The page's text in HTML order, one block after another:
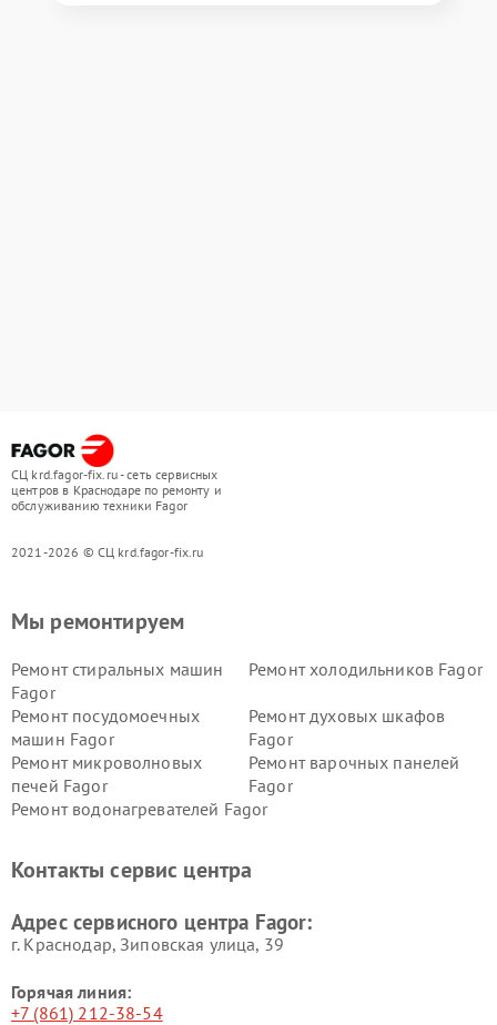
СЦ krd.fagor-fix.ru - сеть сервисных
центров в Краснодаре по ремонту и
обслуживанию техники Fagor
2021-2026 © СЦ krd.fagor-fix.ru
Мы ремонтируем
Ремонт стиральных машин
Fagor
Ремонт холодильников Fagor
Ремонт посудомоечных
машин Fagor
Ремонт духовых шкафов
Fagor
Ремонт микроволновых
печей Fagor
Ремонт варочных панелей
Fagor
Ремонт водонагревателей Fagor
Контакты сервис центра
Адрес сервисного центра Fagor:
г. Краснодар, Зиповская улица, 39
Горячая линия:
+7 (861) 212-38-54